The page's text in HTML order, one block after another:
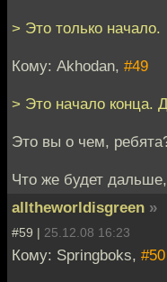
> Это только начало.
Кому: Akhodan, #49
> Это начало конца.
Это вы о чем,
Что же будет
alltheworldisgreen »
#59 | 25.12.08 16:23
Кому: Springboks, #50